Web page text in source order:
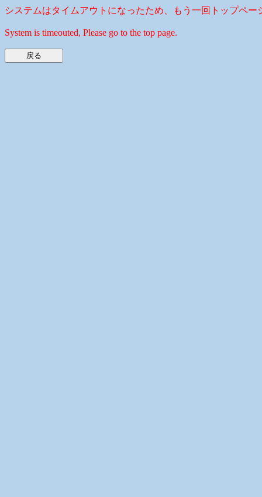
システムはタイムアウトになったため、もう一回トップペー
System is timeouted, Please go to the top page.